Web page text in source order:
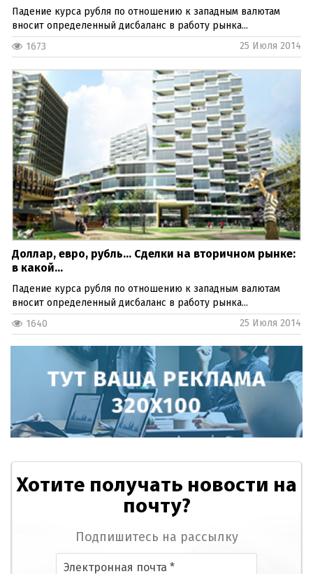
Падение курса рубля по отношению к западным валютам
вносит определенный дисбаланс в работу рынка...
1673
25 Июля 2014
Доллар, евро, рубль… Сделки на вторичном рынке:
в какой...
Падение курса рубля по отношению к западным валютам
вносит определенный дисбаланс в работу рынка...
1640
25 Июля 2014
Хотите получать новости на
почту?
Подпишитесь на рассылку